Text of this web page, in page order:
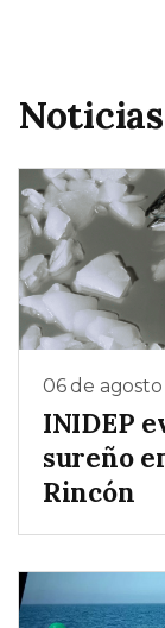
06 de
INIDEP
sureño
Rincón